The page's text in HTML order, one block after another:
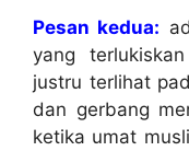
Pesan kedua:
yang
justru terlihat
dan gerbang
ketika umat